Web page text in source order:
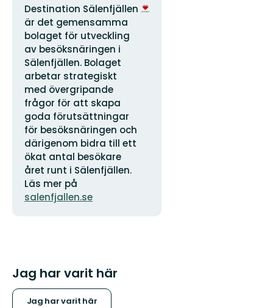
Adress
Destination Sälenfjällen
är det gemensamma
bolaget för utveckling
av besöksnäringen i
Sälenfjällen. Bolaget
arbetar strategiskt
med övergripande
frågor för att skapa
goda förutsättningar
för besöksnäringen och
därigenom bidra till ett
ökat antal besökare
året runt i Sälenfjällen.
Läs mer på
salenfjallen.se
Organisationens
Jag har varit här
Jag har varit här